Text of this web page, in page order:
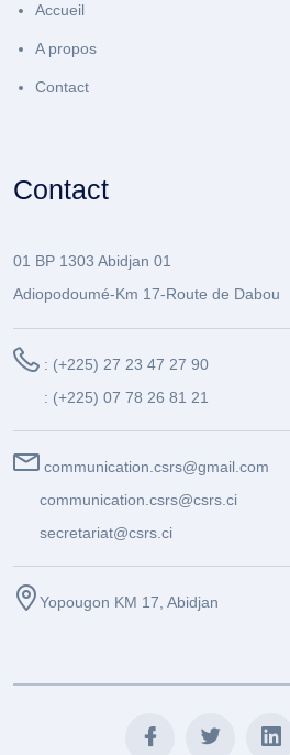
Accueil
A propos
Contact
Contact
01 BP 1303 Abidjan 01
Adiopodoumé-Km 17-Route de Dabou
: (+225) 27 23 47 27 90
: (+225) 07 78 26 81 21
communication.csrs@gmail.com
communication.csrs@csrs.ci
secretariat@csrs.ci
Yopougon KM 17, Abidjan